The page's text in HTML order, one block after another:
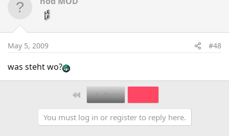
May 5, 2009 #48
was steht wo?
First Prev
You must log in or register to reply here.